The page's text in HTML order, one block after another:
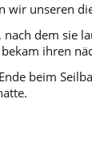
unseren
nach dem sie
ihren
beim